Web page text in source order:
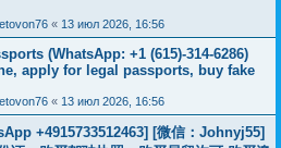
« 13 июл 2026, 16:56
(WhatsApp: +1 (615)-314-6286)
apply for legal passports, buy fake
« 13 июл 2026, 16:56
+4915733512463] [微信：Johnyj55]